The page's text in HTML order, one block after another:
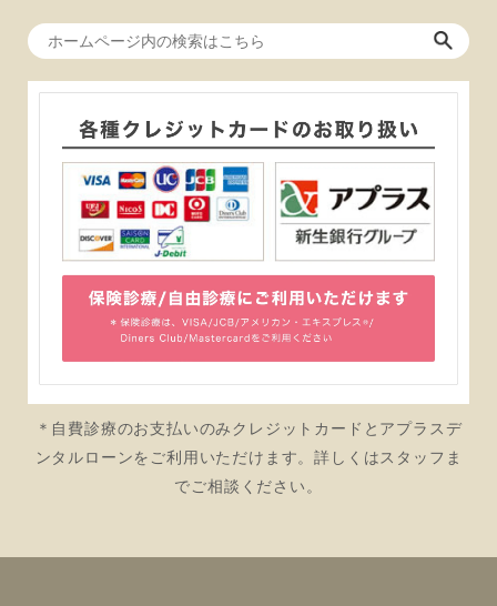
＊自費診療のお支払いのみクレジットカードとアプラスデ
ンタルローンをご利用いただけます。詳しくはスタッフま
でご相談ください。